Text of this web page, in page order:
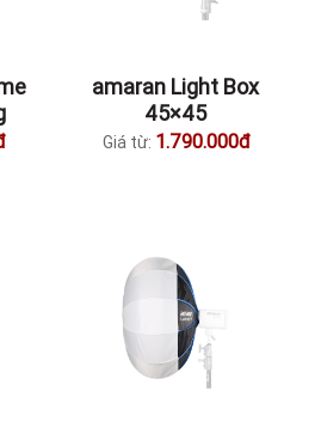
amaran Light Box
45×45
Giá từ: 1.790.000đ